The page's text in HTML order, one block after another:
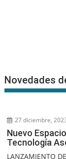
Novedades
27 diciembre,
Nuevo
Tecnología
LANZAMIENTO